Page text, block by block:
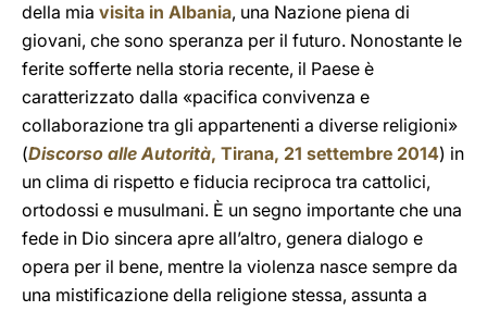
della mia visita in Albania, una Nazione piena di
giovani, che sono speranza per il futuro. Nonostante le
ferite sofferte nella storia recente, il Paese è
caratterizzato dalla «pacifica convivenza e
collaborazione tra gli appartenenti a diverse religioni»
(Discorso alle Autorità, Tirana, 21 settembre 2014) in
un clima di rispetto e fiducia reciproca tra cattolici,
ortodossi e musulmani. È un segno importante che una
fede in Dio sincera apre all’altro, genera dialogo e
opera per il bene, mentre la violenza nasce sempre da
una mistificazione della religione stessa, assunta a